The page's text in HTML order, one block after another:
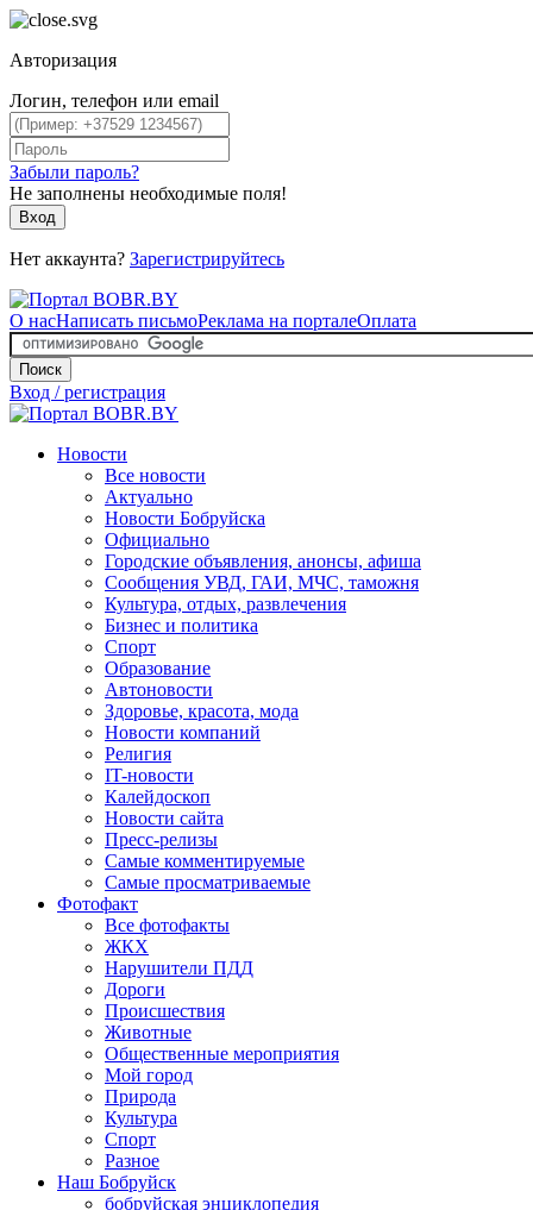
Авторизация
Логин, телефон или email
Забыли пароль?
Не заполнены необходимые поля!
Вход
Нет аккаунта? Зарегистрируйтесь
О насНаписать письмоРеклама на порталеОплата
Поиск
Вход / регистрация
Новости
Все новости
Актуально
Новости Бобруйска
Официально
Городские объявления, анонсы, афиша
Сообщения УВД, ГАИ, МЧС, таможня
Культура, отдых, развлечения
Бизнес и политика
Спорт
Образование
Автоновости
Здоровье, красота, мода
Новости компаний
Религия
IT-новости
Калейдоскоп
Новости сайта
Пресс-релизы
Самые комментируемые
Самые просматриваемые
Фотофакт
Все фотофакты
ЖКХ
Нарушители ПДД
Дороги
Происшествия
Животные
Общественные мероприятия
Мой город
Природа
Культура
Спорт
Разное
Наш Бобруйск
бобруйская энциклопедия